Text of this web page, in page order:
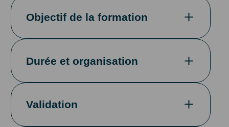
Objectif de la formation
Durée et organisation
Validation